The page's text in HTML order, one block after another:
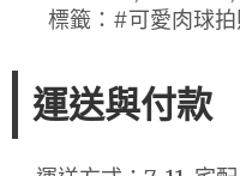
標籤：#可愛肉球
運送與付款